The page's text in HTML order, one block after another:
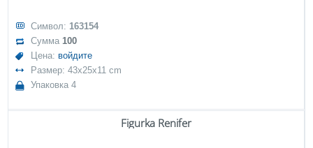
Символ: 163154
Сумма100
Цена: войдите
Размер: 43x25x11 cm
Упаковка 4
Figurka Renifer